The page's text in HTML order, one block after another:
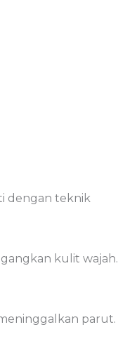
dengan teknik
kulit wajah.
parut.